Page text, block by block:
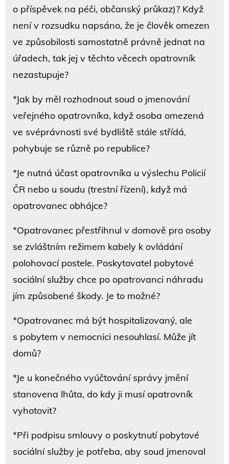
o příspěvek na péči, občanský průkaz)? Když
není v rozsudku napsáno, že je člověk omezen
ve způsobilosti samostatně právně jednat na
úřadech, tak jej v těchto věcech opatrovník
nezastupuje?
*Jak by měl rozhodnout soud o jmenování
veřejného opatrovníka, když osoba omezená
ve svéprávnosti své bydliště stále střídá,
pohybuje se různě po republice?
*Je nutná účast opatrovníka u výslechu Policií
ČR nebo u soudu (trestní řízení), když má
opatrovanec obhájce?
*Opatrovanec přestřihnul v domově pro osoby
se zvláštním režimem kabely k ovládání
polohovací postele. Poskytovatel pobytové
sociální služby chce po opatrovanci náhradu
jím způsobené škody. Je to možné?
*Opatrovanec má být hospitalizovaný, ale
s pobytem v nemocnici nesouhlasí. Může jít
domů?
*Je u konečného vyúčtování správy jmění
stanovena lhůta, do kdy ji musí opatrovník
vyhotovit?
*Při podpisu smlouvy o poskytnutí pobytové
sociální služby je potřeba, aby soud jmenoval